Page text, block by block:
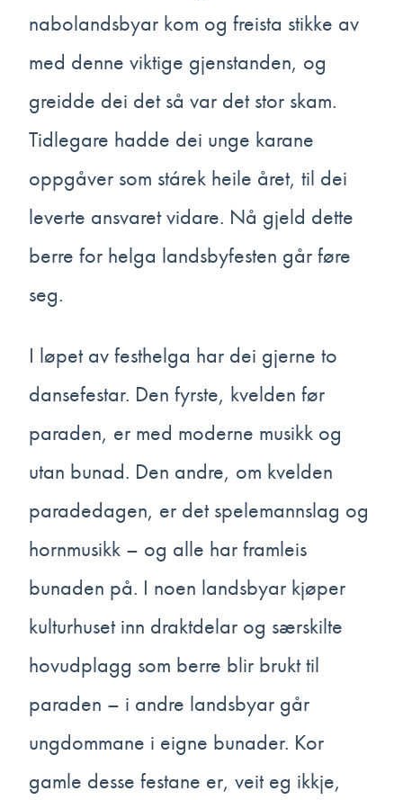
nabolandsbyar kom og freista stikke av
med denne viktige gjenstanden, og
greidde dei det så var det stor skam.
Tidlegare hadde dei unge karane
oppgåver som stárek heile året, til dei
leverte ansvaret vidare. Nå gjeld dette
berre for helga landsbyfesten går føre
seg.
I løpet av festhelga har dei gjerne to
dansefestar. Den fyrste, kvelden før
paraden, er med moderne musikk og
utan bunad. Den andre, om kvelden
paradedagen, er det spelemannslag og
hornmusikk – og alle har framleis
bunaden på. I noen landsbyar kjøper
kulturhuset inn draktdelar og særskilte
hovudplagg som berre blir brukt til
paraden – i andre landsbyar går
ungdommane i eigne bunader. Kor
gamle desse festane er, veit eg ikkje,
Prosesjonen
var frå fyrst
av berre for
I Míkovice er ermane
glatte, og avstiva så dei
står ut frå kroppen.
Stakken i dette området
framstakk og ein
bakstakk, i to delar.
Bakstakken er tett